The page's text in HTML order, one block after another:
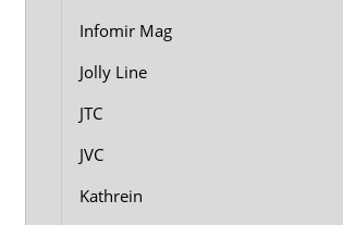
Infomir Mag
Jolly Line
JTC
JVC
Kathrein